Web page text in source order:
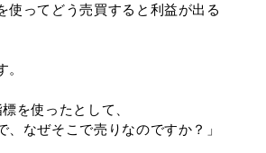
使ってどう売買すると利益が出る
を使ったとして、
、なぜそこで売りなのですか？」